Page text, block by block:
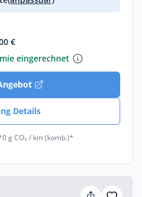
€
eingerechnet
Details
0 g CO₂ / km (komb.)*